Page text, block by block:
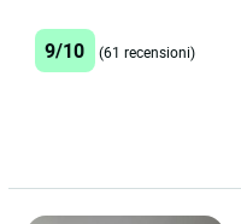
9/10 (61 recensioni)